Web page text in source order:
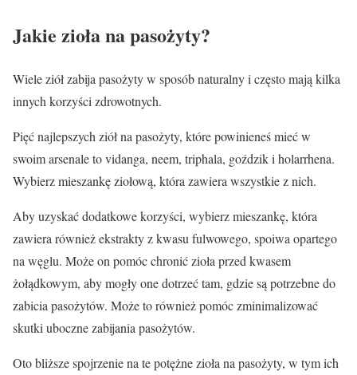
Jakie zioła na pasożyty?
Wiele ziół zabija pasożyty w sposób naturalny i często mają kilka
innych korzyści zdrowotnych.
Pięć najlepszych ziół na pasożyty, które powinieneś mieć w
swoim arsenale to vidanga, neem, triphala, goździk i holarrhena.
Wybierz mieszankę ziołową, która zawiera wszystkie z nich.
Aby uzyskać dodatkowe korzyści, wybierz mieszankę, która
zawiera również ekstrakty z kwasu fulwowego, spoiwa opartego
na węglu. Może on pomóc chronić zioła przed kwasem
żołądkowym, aby mogły one dotrzeć tam, gdzie są potrzebne do
zabicia pasożytów. Może to również pomóc zminimalizować
skutki uboczne zabijania pasożytów.
Oto bliższe spojrzenie na te potężne zioła na pasożyty, w tym ich